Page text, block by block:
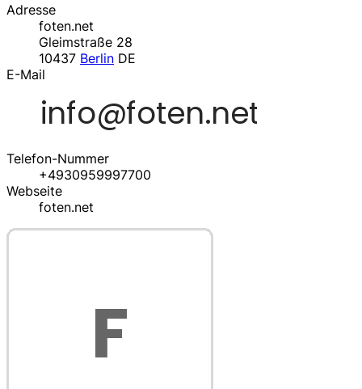
Adresse
foten.net
Gleimstraße 28
10437 Berlin DE
E-Mail
Telefon-Nummer
+4930959997700
Webseite
foten.net